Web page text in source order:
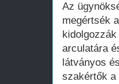
Az
megértsék
arculatára
látványos
szakértők a